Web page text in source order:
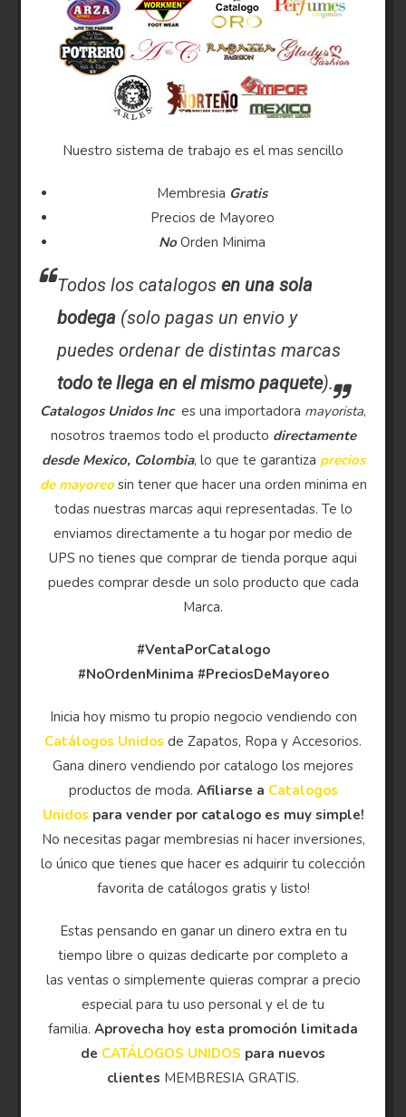
Nuestro sistema de trabajo es el mas sencillo
Membresia Gratis
Precios de Mayoreo
No Orden Minima
Todos los catalogosen una sola
bodega (solo pagas un envio y
puedes ordenar de distintas marcas
todo te llega en el mismo paquete).
Catalogos Unidos Inc es una importadora mayorista,
nosotros traemos todo el producto directamente
desde Mexico, Colombia, lo que te garantiza precios
de mayoreosin tener que hacer una orden minima en
todas nuestras marcas aqui representadas. Te lo
enviamos directamente a tu hogar por medio de
UPS no tienes que comprar de tienda porque aqui
puedes comprar desde un solo producto que cada
Marca.
#VentaPorCatalogo
#NoOrdenMinima #PreciosDeMayoreo
Inicia hoy mismo tu propio negocio vendiendo con
Catálogos Unidos de Zapatos, Ropa y Accesorios.
Gana dinero vendiendo por catalogo los mejores
productos de moda. Afiliarse a Catalogos
Unidos para vender por catalogo es muy simple!
No necesitas pagar membresias ni hacer inversiones,
lo único que tienes que hacer es adquirir tu colección
favorita de catálogos gratis y listo!
Estas pensando en ganar un dinero extra en tu
tiempo libre o quizas dedicarte por completo a
las ventas o simplemente quieras comprar a precio
especial para tu uso personal y el de tu
familia.Aprovecha hoy esta promoción limitada
de CATÁLOGOS UNIDOS para nuevos
clientes MEMBRESIA GRATIS.